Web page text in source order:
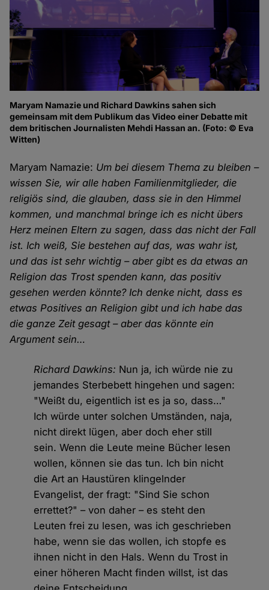
Maryam Namazie und Richard Dawkins sahen sich
gemeinsam mit dem Publikum das Video einer Debatte mit
dem britischen Journalisten Mehdi Hassan an. (Foto: © Eva
Witten)
Maryam Namazie: Um bei diesem Thema zu bleiben –
wissen Sie, wir alle haben Familienmitglieder, die
religiös sind, die glauben, dass sie in den Himmel
kommen, und manchmal bringe ich es nicht übers
Herz meinen Eltern zu sagen, dass das nicht der Fall
ist. Ich weiß, Sie bestehen auf das, was wahr ist,
und das ist sehr wichtig – aber gibt es da etwas an
Religion das Trost spenden kann, das positiv
gesehen werden könnte? Ich denke nicht, dass es
etwas Positives an Religion gibt und ich habe das
die ganze Zeit gesagt – aber das könnte ein
Argument sein…
Richard Dawkins: Nun ja, ich würde nie zu
jemandes Sterbebett hingehen und sagen:
"Weißt du, eigentlich ist es ja so, dass…"
Ich würde unter solchen Umständen, naja,
nicht direkt lügen, aber doch eher still
sein. Wenn die Leute meine Bücher lesen
wollen, können sie das tun. Ich bin nicht
die Art an Haustüren klingelnder
Evangelist, der fragt: "Sind Sie schon
errettet?" – von daher – es steht den
Leuten frei zu lesen, was ich geschrieben
habe, wenn sie das wollen, ich stopfe es
ihnen nicht in den Hals. Wenn du Trost in
einer höheren Macht finden willst, ist das